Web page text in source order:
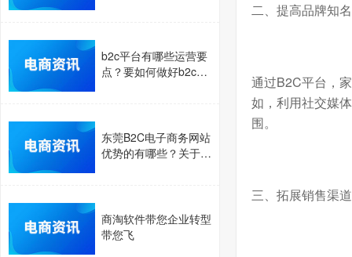
b2c平台有哪些运营要
点？要如何做好b2c电
东莞B2C电子商务网站
优势的有哪些？关于B
商淘软件带您企业转型
带您飞
二、提高品牌知
通过B2C平台，
如，利用社交媒
围。
三、拓展销售渠道